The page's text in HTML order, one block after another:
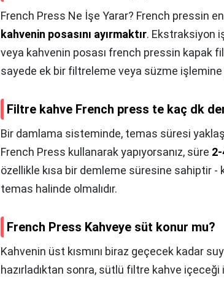
French Press Ne İşe Yarar? French pressin
kahvenin posasını ayırmaktır. Ekstraksiyon
veya kahvenin posası french pressin kapak
sayede ek bir filtreleme veya süzme
Filtre kahve French press te kaç dk
Bir damlama sisteminde, temas süresi
French Press kullanarak yapıyorsanız, süre
özellikle kısa bir demleme süresine sahiptir
temas halinde olmalıdır.
French Press Kahveye süt konur mu?
Kahvenin üst kısmını biraz geçecek kadar
hazırladıktan sonra, sütlü filtre kahve